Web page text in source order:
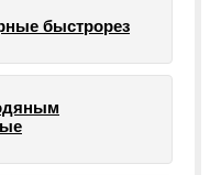
быстрорез